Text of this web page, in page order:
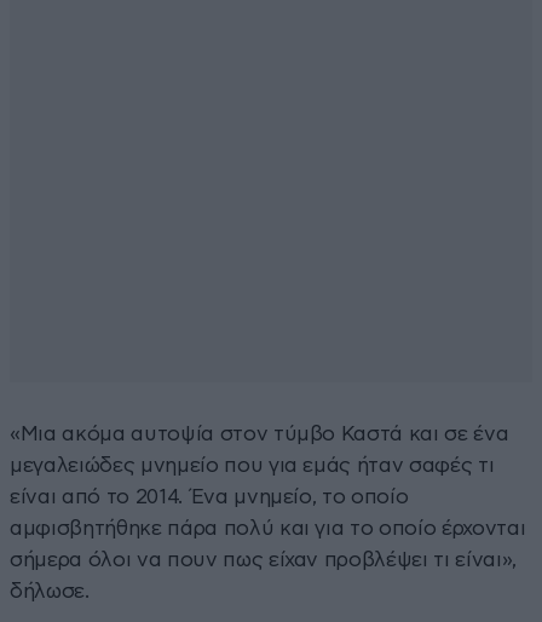
«Μια ακόμα αυτοψία στον τύμβο Καστά και σε ένα
μεγαλειώδες μνημείο που για εμάς ήταν σαφές τι
είναι από το 2014. Ένα μνημείο, το οποίο
αμφισβητήθηκε πάρα πολύ και για το οποίο έρχονται
σήμερα όλοι να πουν πως είχαν προβλέψει τι είναι»,
δήλωσε.